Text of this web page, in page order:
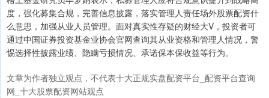
度，强化募集合规，完善信息披露，落实管理人责任场外股票配资什
么意思，加强从业人员管理。面对真实性存疑的财经大V，投资者可
通过中国证券投资基金业协会官网查询其从业资格和管理人情况，警
惕选择性披露业绩、隐瞒亏损情况、承诺保本保收益等行为。
文章为作者独立观点，不代表十大正规实盘配资平台_配资平台查询
网_十大股票配资网站观点